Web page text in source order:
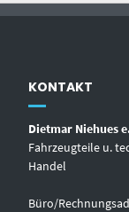
KONTAKT
Dietmar Niehues
Fahrzeugteile u.
Handel
Büro/